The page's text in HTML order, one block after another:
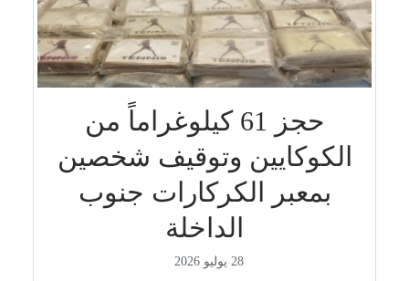
حجز 61 كيلوغراماً من
الكوكايين وتوقيف شخصين
بمعبر الكركارات جنوب
الداخلة
28 يوليو 2026